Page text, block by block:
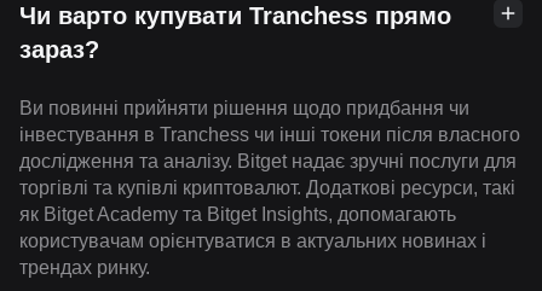
Чи варто купувати Tranchess прямо
зараз?
Ви повинні прийняти рішення щодо придбання чи
інвестування в Tranchess чи інші токени після власного
дослідження та аналізу. Bitget надає зручні послуги для
торгівлі та купівлі криптовалют. Додаткові ресурси, такі
як Bitget Academy та Bitget Insights, допомагають
користувачам орієнтуватися в актуальних новинах і
трендах ринку.